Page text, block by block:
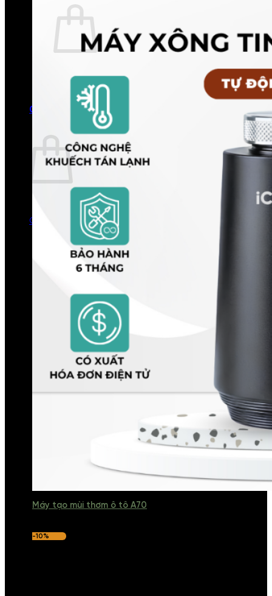
Quay trở lại cửa hàng
0
Giỏ hàng
Chưa có sản phẩm trong giỏ hàng.
Quay trở lại cửa hàng
Máy tạo mùi thơm ô tô A70
-10%